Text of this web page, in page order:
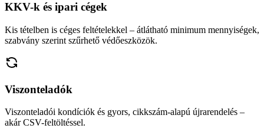
KKV-k és ipari cégek
Kis tételben is céges feltételekkel – átlátható minimum mennyiségek,
szabvány szerint szűrhető védőeszközök.
Viszonteladók
Viszonteladói kondíciók és gyors, cikkszám-alapú újrarendelés –
akár CSV-feltöltéssel.